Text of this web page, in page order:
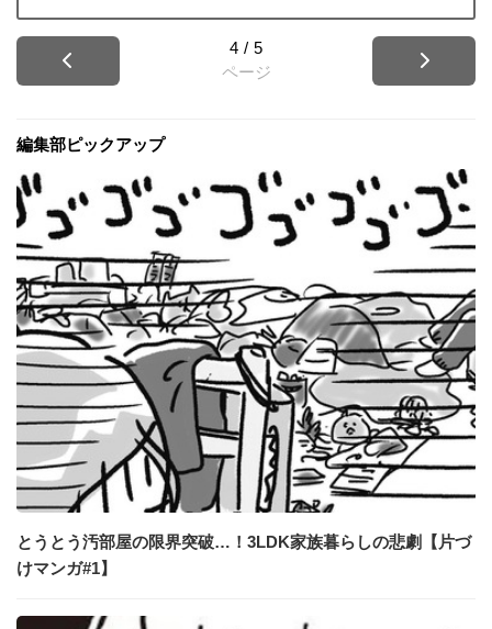
4 / 5
ページ
編集部ピックアップ
とうとう汚部屋の限界突破…！3LDK家族暮らしの悲劇【片づ
けマンガ#1】